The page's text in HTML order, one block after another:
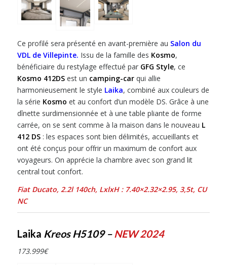
Ce profilé sera présenté en avant-première au Salon du
VDL de Villepinte. Issu de la famille des Kosmo,
bénéficiaire du restylage effectué parGFG Style, ce
Kosmo 412DSest un camping-carqui allie
harmonieusement le style Laika, combiné aux couleurs de
la série Kosmo et au confort d’un modèle DS. Grâce à une
dînette surdimensionnée et à une table pliante de forme
carrée, on se sent comme à la maison dans le nouveau L
412 DS: les espaces sont bien délimités, accueillants et
ont été conçus pour offrir un maximum de confort aux
voyageurs. On apprécie la chambre avec son grand lit
central tout confort.
Fiat Ducato, 2.2l 140ch, LxlxH : 7.40×2.32×2.95, 3,5t, CU
NC
Laika Kreos H5109 –NEW 2024
173.999€